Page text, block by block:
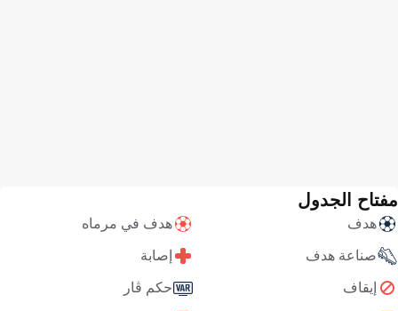
مفتاح الجدول
هدف هدف في مرماه
صناعة هدف إصابة
إيقاف حكم ڤار